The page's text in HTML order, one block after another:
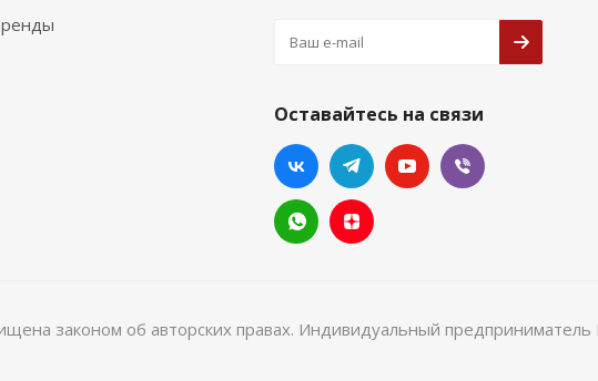
Оставайтесь на связи
законом об авторских правах. Индивидуальный